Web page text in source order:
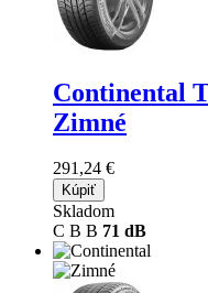
Continental
Zimné
291,24 €
Kúpiť
Skladom
C B B 71 dB